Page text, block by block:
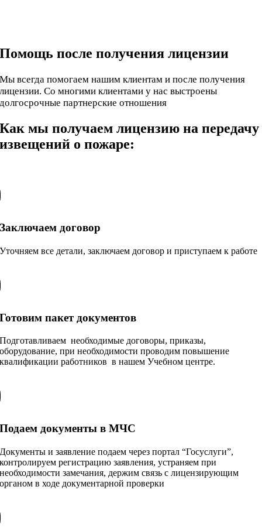
Помощь после получения лицензии
Мы всегда помогаем нашим клиентам и после получения
лицензии. Со многими клиентами у нас выстроены
долгосрочные партнерские отношения
Как мы получаем лицензию на передачу
извещений о пожаре:
Заключаем договор
Уточняем все детали, заключаем договор и приступаем к работе
Готовим пакет документов
Подготавливаем необходимые договоры, приказы,
оборудование, при необходимости проводим повышение
квалификации работников в нашем Учебном центре.
Подаем документы в МЧС
Документы и заявление подаем через портал “Госуслуги”,
контролируем регистрацию заявления, устраняем при
необходимости замечания, держим связь с лицензирующим
органом в ходе документарной проверки